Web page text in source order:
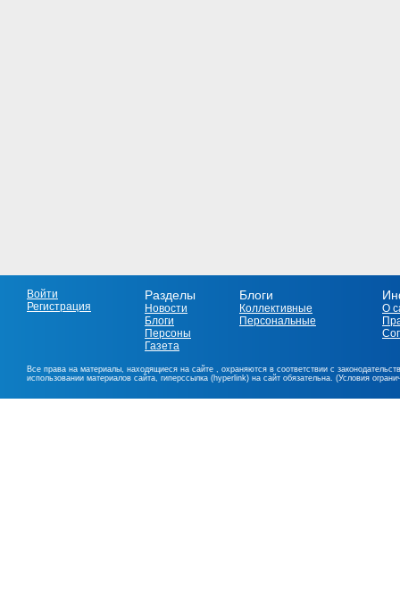
Войти
Регистрация
Разделы
Новости
Блоги
Персоны
Газета
Блоги
Коллективные
Персональные
О
Все права на материалы, находящиеся на сайте , охраняются в соответствии с
использовании материалов сайта, гиперссылка (hyperlink) на сайт обязательна. (Условия